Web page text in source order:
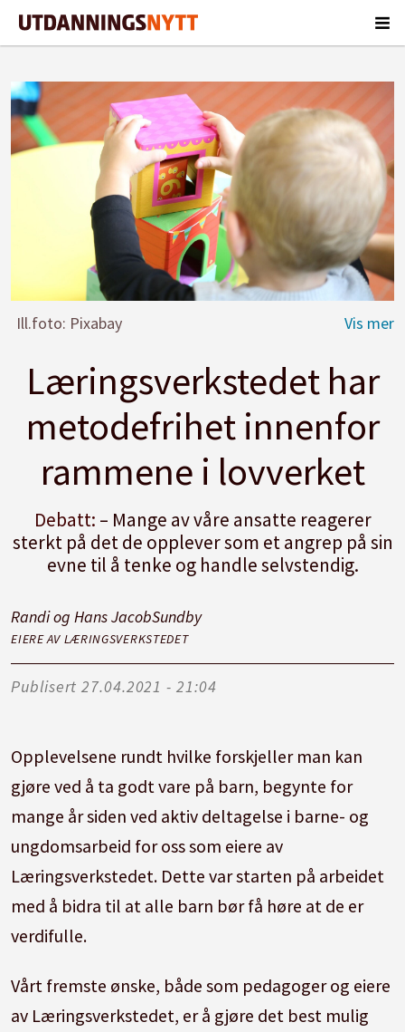
Ill.foto: Pixabay
Læringsverkstedet har
metodefrihet innenfor
rammene i lovverket
Debatt: – Mange av våre ansatte reagerer
sterkt på det de opplever som et angrep på sin
evne til å tenke og handle selvstendig.
Randi og Hans JacobSundby
EIERE AV LÆRINGSVERKSTEDET
Publisert 27.04.2021 - 21:04
Opplevelsene rundt hvilke forskjeller man kan
gjøre ved å ta godt vare på barn, begynte for
mange år siden ved aktiv deltagelse i barne- og
ungdomsarbeid for oss som eiere av
Læringsverkstedet. Dette var starten på arbeidet
med å bidra til at alle barn bør få høre at de er
verdifulle.
Vårt fremste ønske, både som pedagoger og eiere
av Læringsverkstedet, er å gjøre det best mulig